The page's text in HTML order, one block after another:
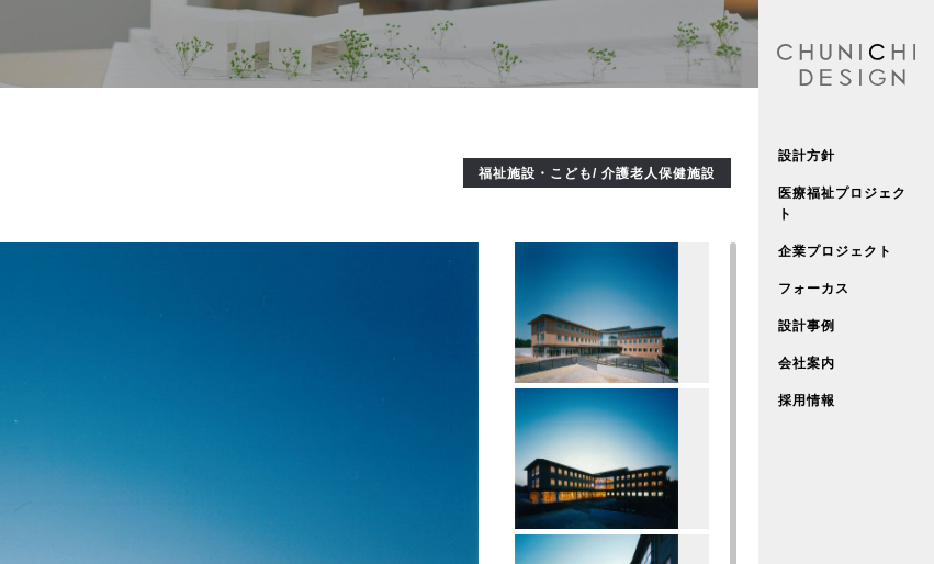
設計方針
医療福祉プロジェク
ト
企業プロジェクト
フォーカス
設計事例
会社案内
採用情報
福祉施設・こども/ 介護老人保健施設